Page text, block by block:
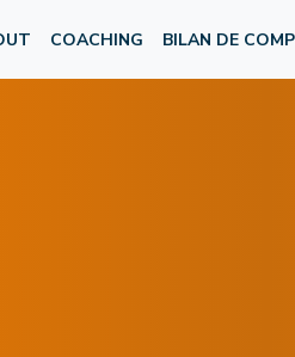
COACHING BILAN DE